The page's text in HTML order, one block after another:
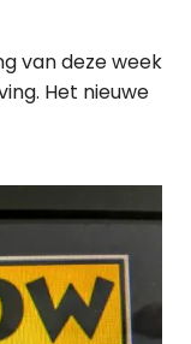
van deze week
Het nieuwe